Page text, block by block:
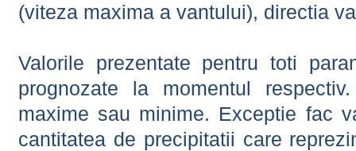
(viteza maxima a vantului), directia
Valorile prezentate pentru toti
prognozate la momentul
maxime sau minime. Exceptie fac
cantitatea de precipitatii care